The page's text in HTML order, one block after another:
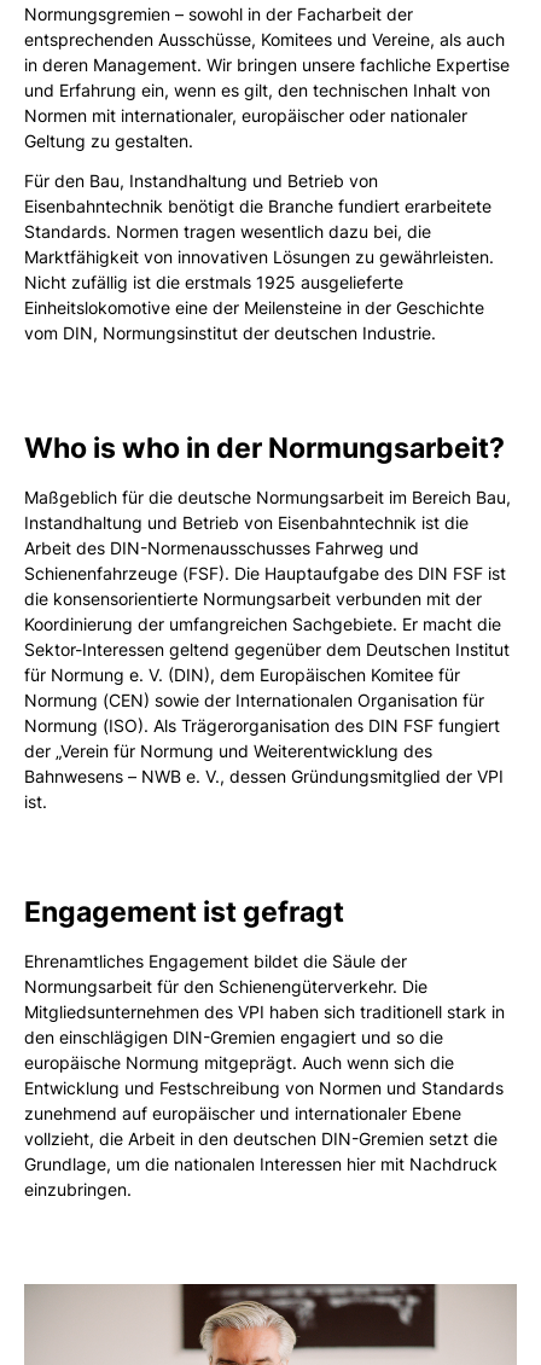
Normungsgremien – sowohl in der Facharbeit der
entsprechenden Ausschüsse, Komitees und Vereine, als auch
in deren Management. Wir bringen unsere fachliche Expertise
und Erfahrung ein, wenn es gilt, den technischen Inhalt von
Normen mit internationaler, europäischer oder nationaler
Geltung zu gestalten.
Für den Bau, Instandhaltung und Betrieb von
Eisenbahntechnik benötigt die Branche fundiert erarbeitete
Standards. Normen tragen wesentlich dazu bei, die
Marktfähigkeit von innovativen Lösungen zu gewährleisten.
Nicht zufällig ist die erstmals 1925 ausgelieferte
Einheitslokomotive eine der Meilensteine in der Geschichte
vom DIN, Normungsinstitut der deutschen Industrie.
Who is who in der Normungsarbeit?
Maßgeblich für die deutsche Normungsarbeit im Bereich Bau,
Instandhaltung und Betrieb von Eisenbahntechnik ist die
Arbeit des DIN-Normenausschusses Fahrweg und
Schienenfahrzeuge (FSF). Die Hauptaufgabe des DIN FSF ist
die konsensorientierte Normungsarbeit verbunden mit der
Koordinierung der umfangreichen Sachgebiete. Er macht die
Sektor-Interessen geltend gegenüber dem Deutschen Institut
für Normung e. V. (DIN), dem Europäischen Komitee für
Normung (CEN) sowie der Internationalen Organisation für
Normung (ISO). Als Trägerorganisation des DIN FSF fungiert
der „Verein für Normung und Weiterentwicklung des
Bahnwesens – NWB e. V., dessen Gründungsmitglied der VPI
ist.
Engagement ist gefragt
Ehrenamtliches Engagement bildet die Säule der
Normungsarbeit für den Schienengüterverkehr. Die
Mitgliedsunternehmen des VPI haben sich traditionell stark in
den einschlägigen DIN-Gremien engagiert und so die
europäische Normung mitgeprägt. Auch wenn sich die
Entwicklung und Festschreibung von Normen und Standards
zunehmend auf europäischer und internationaler Ebene
vollzieht, die Arbeit in den deutschen DIN-Gremien setzt die
Grundlage, um die nationalen Interessen hier mit Nachdruck
einzubringen.